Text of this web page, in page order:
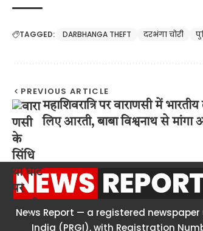
TAGGED: DARBHANGA THEFT दरभंगा चोरी
PREVIOUS ARTICLE
महाशिवरात्रि पर वाराणसी में
लिए आरती, बाबा विश्वनाथ से मांगा
News Report — a registered
India (PRGI), with Registration